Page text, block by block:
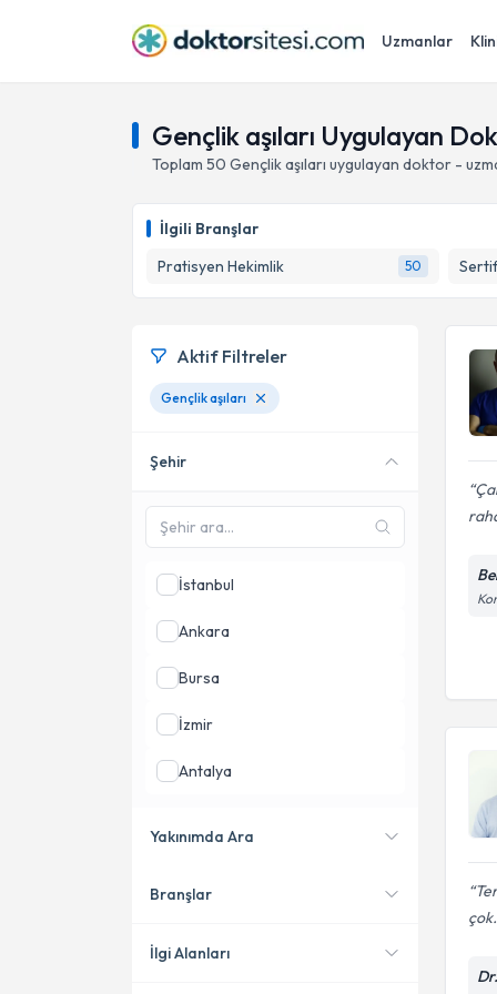
Uzmanlar
Gençlik aşıları Uygulayan
Toplam 50 Gençlik aşıları uygulayan doktor -
İlgili Branşlar
Pratisyen Hekimlik
50
Aktif Filtreler
Gençlik aşıları
Şehir
İstanbul
Ankara
Bursa
İzmir
Antalya
Yakınımda Ara
Konumuma yakın uzmanları
Branşlar
İlgi Alanları